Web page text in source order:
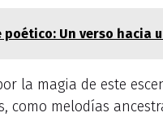
poético: Un verso hacia
la magia de este
como melodías